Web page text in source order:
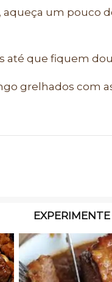
aqueça um pouco
até que fiquem
grelhados com